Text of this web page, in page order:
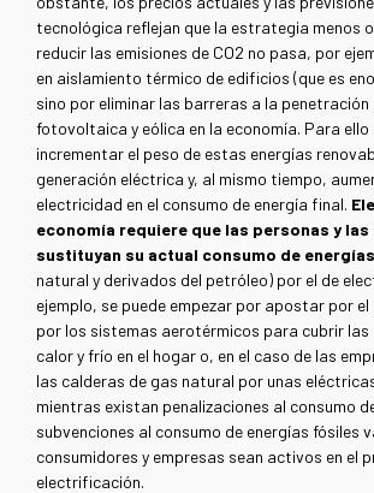
tecnológica reflejan que la estrategia menos
reducir las emisiones de CO2 no pasa, por
en aislamiento térmico de edificios (que es
sino por eliminar las barreras a la penetración
fotovoltaica y eólica en la economía. Para ello
incrementar el peso de estas energías
generación eléctrica y, al mismo tiempo,
electricidad en el consumo de energía final.
economía requiere que las personas y las
sustituyan su actual consumo de
natural y derivados del petróleo) por el de
ejemplo, se puede empezar por apostar por
por los sistemas aerotérmicos para cubrir las
calor y frío en el hogar o, en el caso de las
las calderas de gas natural por unas
mientras existan penalizaciones al consumo
subvenciones al consumo de energías fósiles
consumidores y empresas sean activos en el
electrificación.